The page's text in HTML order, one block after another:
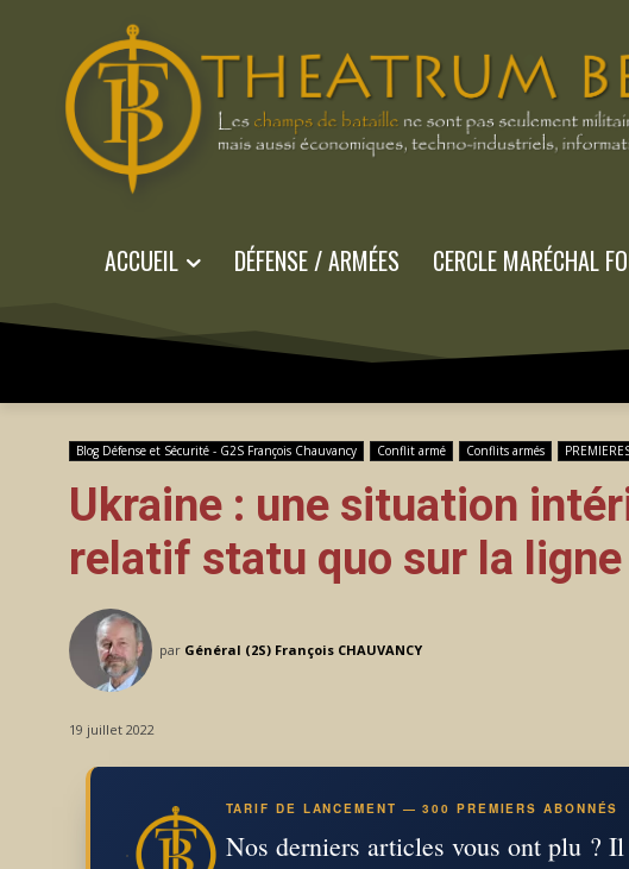
ACCUEIL DÉFENSE / ARMÉES CERCLE MARÉCHAL
Blog Défense et Sécurité - G2S François Chauvancy Conflit armé Conflits armés
Ukraine : une situation
relatif statu quo sur la
par Général (2S) François CHAUVANCY
19 juillet 2022
TARIF DE LANCEMENT — 300 PREMIERS ABONNÉS
Nos derniers articles vous ont plu ?